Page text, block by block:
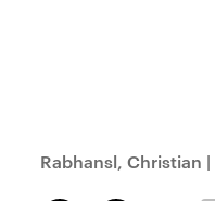
Rabhansl, Christian |